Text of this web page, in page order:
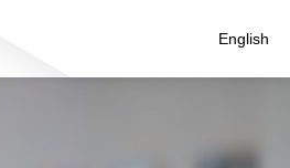
English